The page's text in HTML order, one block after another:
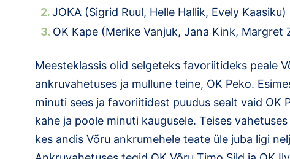
JOKA (Sigrid Ruul, Helle Hallik,
OK Kape (Merike Vanjuk, Jana Kink,
Meesteklassis olid selgeteks favoriitideks peale
ankruvahetuses ja mullune teine, OK Peko.
minuti sees ja favoriitidest puudus sealt vaid OK
kahe ja poole minuti kaugusele. Teises
kes andis Võru ankrumehele teate üle juba ligi